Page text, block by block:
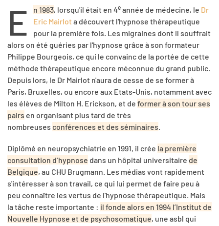
E n 1983, lorsqu'il était en 4e année de médecine, le Dr
Eric Mairlot a découvert l'hypnose thérapeutique
pour la première fois. Les migraines dont il souffrait
alors on été guéries par l'hypnose grâce à son formateur
Philippe Bourgeois, ce qui le convainc de la portée de cette
méthode thérapeutique encore méconnue du grand public.
Depuis lors, le Dr Mairlot n'aura de cesse de se former à
Paris, Bruxelles, ou encore aux Etats-Unis, notamment avec
les élèves de Milton H. Erickson, et de former à son tour ses
pairs en organisant plus tard de très
nombreuses conférences et des séminaires.
Diplômé en neuropsychiatrie en 1991, il crée la première
consultation d’hypnose dans un hôpital universitaire de
Belgique, au CHU Brugmann. Les médias vont rapidement
s'intéresser à son travail, ce qui lui permet de faire peu à
peu connaître les vertus de l'hypnose thérapeutique. Mais
la tâche reste importante : il fonde alors en 1994 l’Institut de
Nouvelle Hypnose et de psychosomatique, une asbl qui